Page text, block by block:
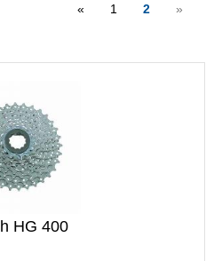
« 1 2 »
HG 400